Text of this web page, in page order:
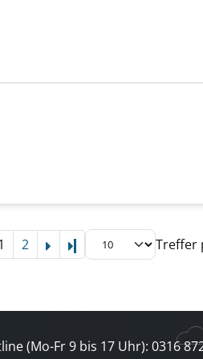
2 Letzte Seite Treffer
(Mo-Fr 9 bis 17 Uhr): 0316